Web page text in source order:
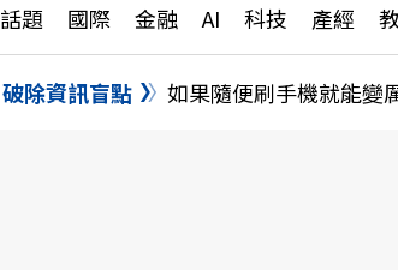
話題 國際 金融 AI 科技 產經
話題
國際
縣
破除資訊盲點 如果隨便刷手機就能變